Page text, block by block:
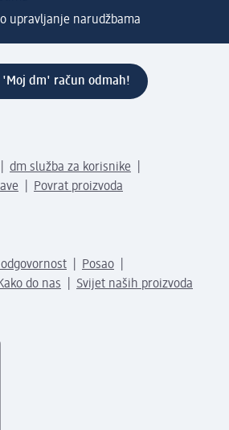
upravljanje narudžbama
'Moj dm' račun odmah!
dm služba za korisnike
Povrat proizvoda
Posao
do nas Svijet naših proizvoda